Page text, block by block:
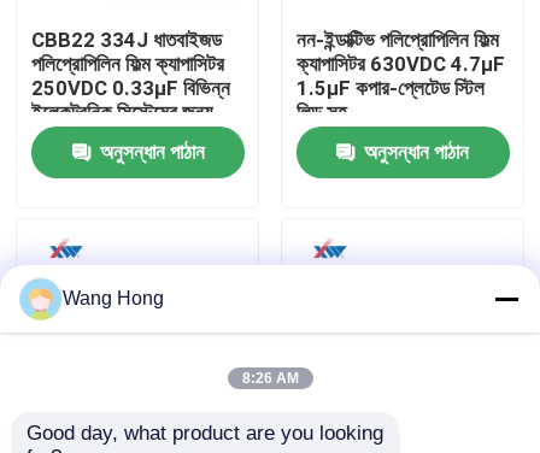
কারখানা ভ্রমণ
মান নিয়ন্ত্রণ
উদ্ধৃতির জন্য আবেদন
উচ্চ ভোল্টেজ সিরামিক ক্যাপাসিটর
উচ্চ ভোল্টেজ Doorknob ক্যাপাসিটর
CBB22 334J ধাতবাইজড
পলিপ্রোপিলিন ফিল্ম ক্যাপাসিটর
250VDC 0.33μF বিভিন্ন
ইলেকট্রনিক সিস্টেমের জন্য
অনুসন্ধান পাঠান
নন-ইন্ডাক্টিভ পলিপ্রোপিলিন ফিল্ম
ক্যাপাসিটর 630VDC 4.7μF
1.5μF কপার-প্লেটেড স্টিল
লিড সহ
অনুসন্ধান পাঠান
Wang Hong
8:26 AM
Good day, what product are you looking